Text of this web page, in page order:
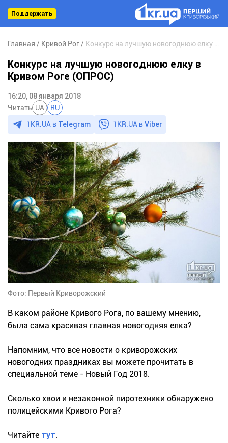
Поддержать
Главная Кривой Рог
Конкурс на лучшую новогоднюю елку в
Кривом Роге (ОПРОС)
16:20, 08 января 2018
Читать UA RU
1KR.UA в Telegram 1KR.UA вViber
Фото: Первый Криворожский
В каком районе Кривого Рога, по вашему мнению,
была сама красивая главная новогодняя елка?
Напомним, что все новости о криворожских
новогодних праздниках вы можете прочитать в
специальной теме - Новый Год 2018.
Сколько хвои и незаконной пиротехники обнаружено
полицейскими Кривого Рога?
Читайте тут.